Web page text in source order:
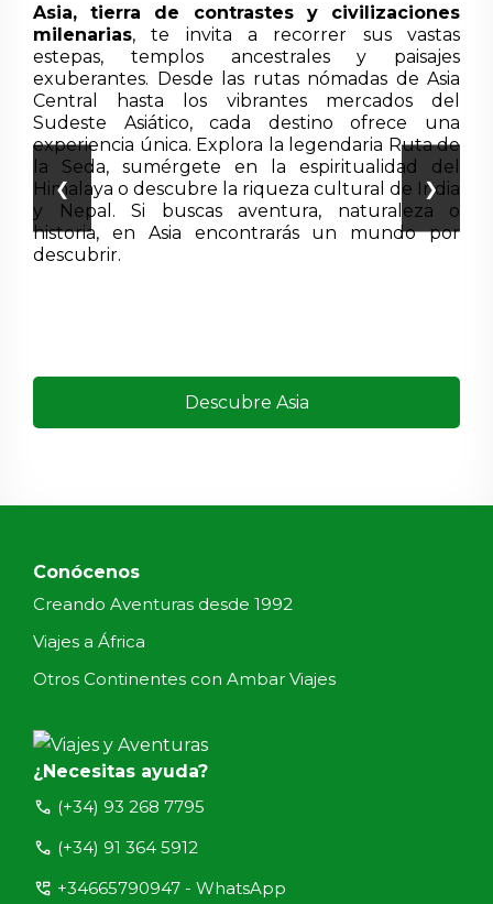
❮ ❯
Asia, tierra de contrastes y civilizaciones
milenarias, te invita a recorrer sus vastas
estepas, templos ancestrales y paisajes
exuberantes. Desde las rutas nómadas de Asia
Central hasta los vibrantes mercados del
Sudeste Asiático, cada destino ofrece una
experiencia única. Explora la legendaria Ruta de
la Seda, sumérgete en la espiritualidad del
Himalaya o descubre la riqueza cultural de India
y Nepal. Si buscas aventura, naturaleza o
historia, en Asia encontrarás un mundo por
descubrir.
Descubre Asia
Conócenos
Creando Aventuras desde 1992
Viajes a África
Otros Continentes con Ambar Viajes
¿Necesitas ayuda?
call (+34) 93 268 7795
call (+34) 91 364 5912
perm_phone_msg +34665790947 - WhatsApp